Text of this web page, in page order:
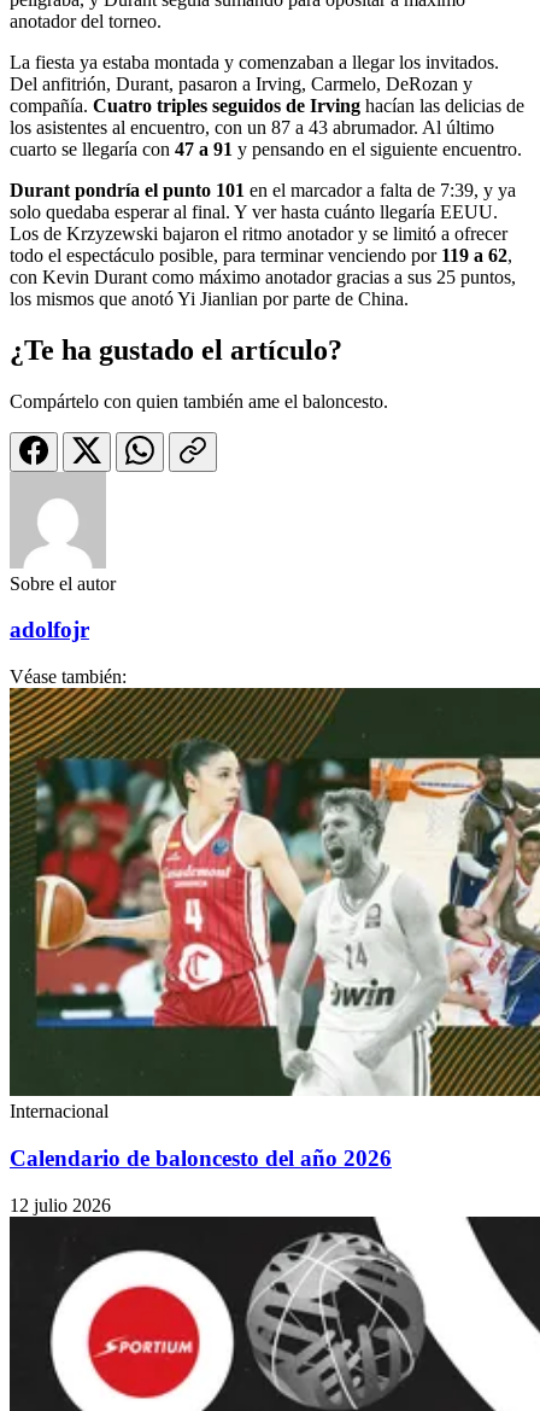
anotador del torneo.
La fiesta ya estaba montada y comenzaban a llegar los invitados.
Del anfitrión, Durant, pasaron a Irving, Carmelo, DeRozan y
compañía. Cuatro triples seguidos de Irving hacían las delicias de
los asistentes al encuentro, con un 87 a 43 abrumador. Al último
cuarto se llegaría con 47 a 91 y pensando en el siguiente encuentro.
Durant pondría el punto 101 en el marcador a falta de 7:39, y ya
solo quedaba esperar al final. Y ver hasta cuánto llegaría EEUU.
Los de Krzyzewski bajaron el ritmo anotador y se limitó a ofrecer
todo el espectáculo posible, para terminar venciendo por 119 a 62,
con Kevin Durant como máximo anotador gracias a sus 25 puntos,
los mismos que anotó Yi Jianlian por parte de China.
¿Te ha gustado el artículo?
Compártelo con quien también ame el baloncesto.
Sobre el autor
adolfojr
Véase también:
Internacional
Calendario de baloncesto del año 2026
12 julio 2026